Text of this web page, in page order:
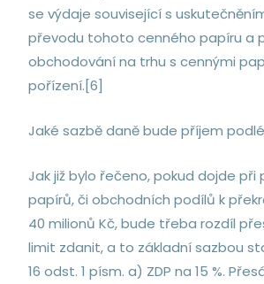
se výdaje související s
převodu tohoto cenného papíru a
obchodování na trhu s cennými
pořízení.[6]
Jaké sazbě daně bude příjem
Jak již bylo řečeno, pokud dojde při
papírů, či obchodních podílů k
40 milionů Kč, bude třeba rozdíl
limit zdanit, a to základní sazbou
16 odst. 1 písm. a) ZDP na 15 %.